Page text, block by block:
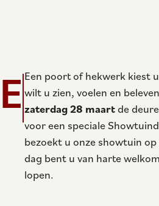
EEen poort of hekwerk kiest
wilt u zien, voelen en
zaterdag 28 maartde
voor een speciale
bezoekt u onze showtuin
dag bent u van harte
lopen.